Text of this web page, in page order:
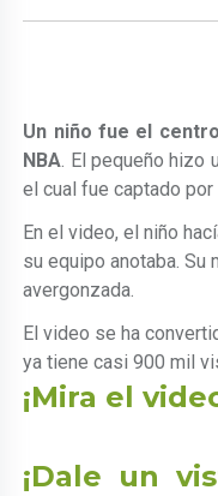
Un niño fue el
NBA. El pequeño hizo
el cual fue captado por
En el video, el niño
su equipo anotaba. Su
avergonzada.
El video se ha
ya tiene casi 900 mil
¡Mira el
¡Dale un